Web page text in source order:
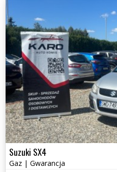
Suzuki SX4
Gaz | Gwarancja